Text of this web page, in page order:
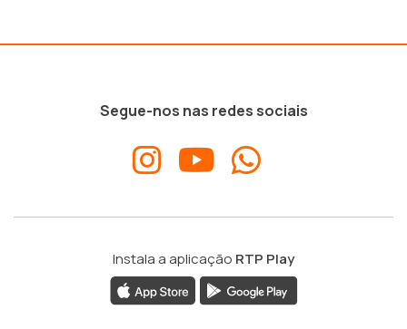
Segue-nos nas redes sociais
Instala a aplicação RTP Play